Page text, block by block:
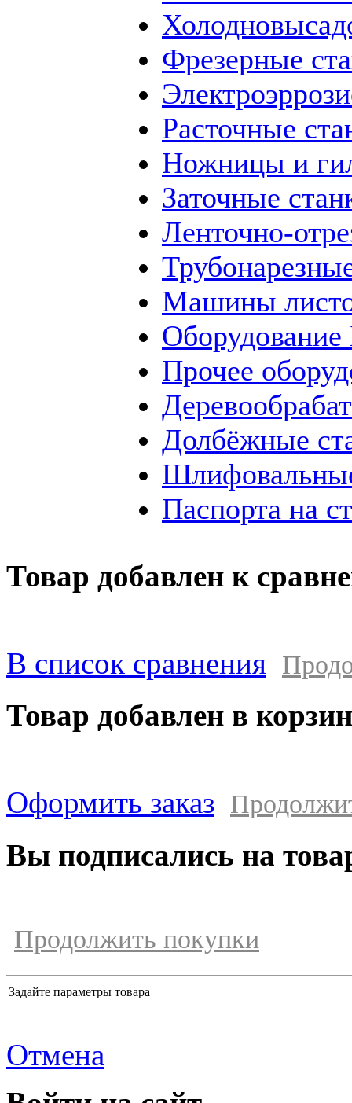
Фрезерные
Расточные
Ножницы и
Заточные
Ленточно-
Машины
Прочее
Долбёжные
Паспорта на
Товар добавлен к
В список сравнения
Товар добавлен в
Оформить заказ
Вы подписались на
Продолжить покупки
Задайте параметры товара
Отмена